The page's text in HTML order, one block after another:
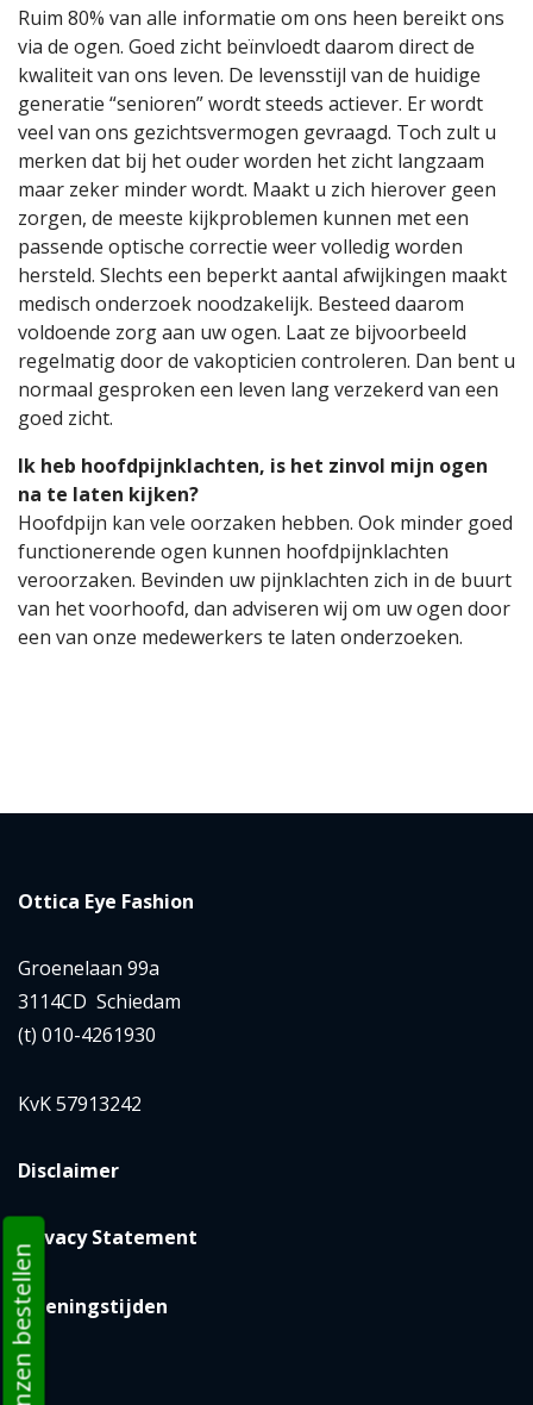
Ruim 80% van alle informatie om ons heen bereikt ons
via de ogen. Goed zicht beïnvloedt daarom direct de
kwaliteit van ons leven. De levensstijl van de huidige
generatie “senioren” wordt steeds actiever. Er wordt
veel van ons gezichtsvermogen gevraagd. Toch zult u
merken dat bij het ouder worden het zicht langzaam
maar zeker minder wordt. Maakt u zich hierover geen
zorgen, de meeste kijkproblemen kunnen met een
passende optische correctie weer volledig worden
hersteld. Slechts een beperkt aantal afwijkingen maakt
medisch onderzoek noodzakelijk. Besteed daarom
voldoende zorg aan uw ogen. Laat ze bijvoorbeeld
regelmatig door de vakopticien controleren. Dan bent u
normaal gesproken een leven lang verzekerd van een
goed zicht.
Ik heb hoofdpijnklachten, is het zinvol mijn ogen
na te laten kijken?
Hoofdpijn kan vele oorzaken hebben. Ook minder goed
functionerende ogen kunnen hoofdpijnklachten
veroorzaken. Bevinden uw pijnklachten zich in de buurt
van het voorhoofd, dan adviseren wij om uw ogen door
een van onze medewerkers te laten onderzoeken.
Ottica Eye Fashion
Groenelaan 99a
3114CD Schiedam
(t) 010-4261930
KvK 57913242
Disclaimer
Privacy Statement
Openingstijden